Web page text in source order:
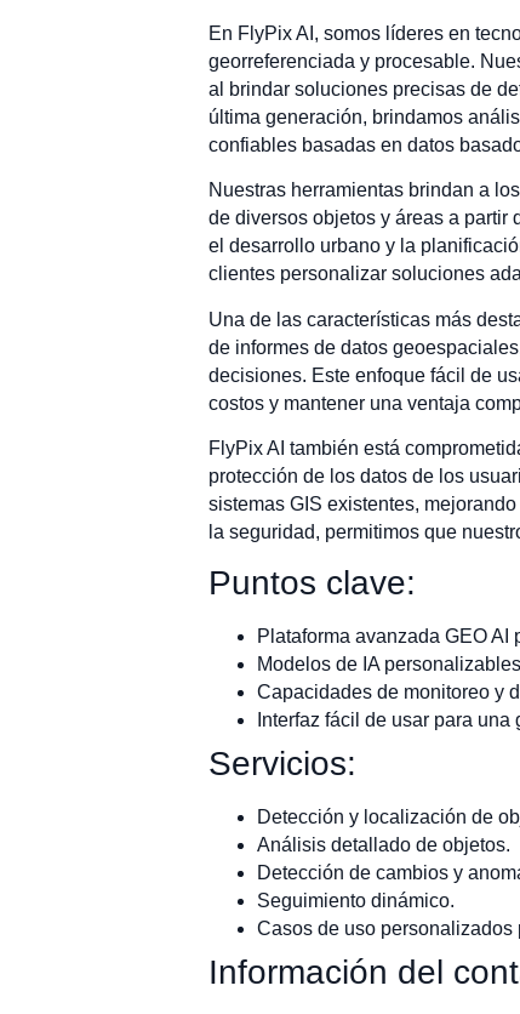
En FlyPix AI, somos líderes en
georreferenciada y procesable.
al brindar soluciones precisas de
última generación, brindamos
confiables basadas en datos
Nuestras herramientas brindan a
de diversos objetos y áreas a partir
el desarrollo urbano y la
clientes personalizar soluciones
Una de las características más
de informes de datos
decisiones. Este enfoque fácil de
costos y mantener una ventaja
FlyPix AI también está
protección de los datos de los
sistemas GIS existentes,
la seguridad, permitimos que
Puntos clave:
Plataforma avanzada GEO
Modelos de IA
Capacidades de monitoreo y
Interfaz fácil de usar para
Servicios:
Detección y localización de
Análisis detallado de objetos.
Detección de cambios y
Seguimiento dinámico.
Casos de uso personalizados
Información del